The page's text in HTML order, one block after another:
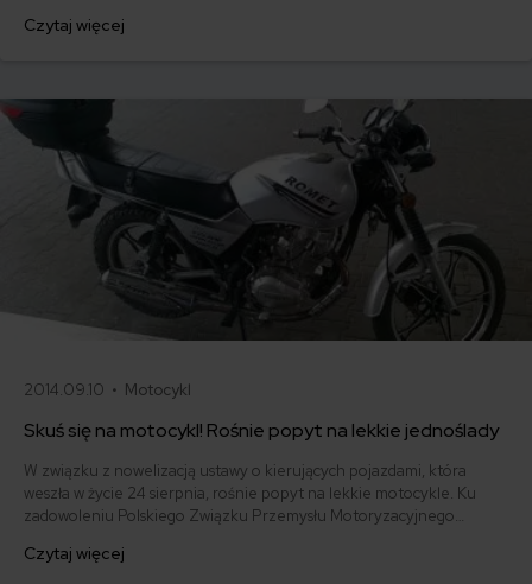
Czytaj więcej
2014.09.10 • Motocykl
Skuś się na motocykl! Rośnie popyt na lekkie jednoślady
W związku z nowelizacją ustawy o kierujących pojazdami, która
weszła w życie 24 sierpnia, rośnie popyt na lekkie motocykle. Ku
zadowoleniu Polskiego Związku Przemysłu Motoryzacyjnego
miesiącu statystyki rynku tego rodzaju pojazdów.
Czytaj więcej